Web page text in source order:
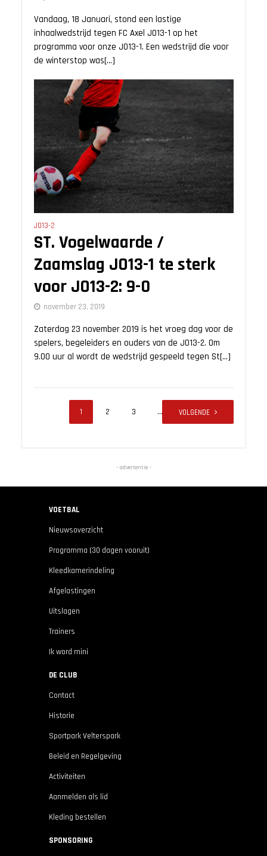
Vandaag, 18 Januari, stond een lastige
inhaalwedstrijd tegen FC Axel JO13-1 op het
programma voor onze JO13-1. Een wedstrijd die voor
de winterstop was[...]
JO13-2
ST. Vogelwaarde /
Zaamslag JO13-1 te sterk
voor JO13-2: 9-0
november 23, 2019
Zaterdag 23 november 2019 is het vroeg dag voor de
spelers, begeleiders en ouders van de JO13-2. Om
9.00 uur al wordt de wedstrijd gespeeld tegen St[...]
1 2 3 … 10
VOLGENDE
- advertentie -
VOETBAL
Nieuwsoverzicht
Programma (30 dagen vooruit)
Kleedkamerindeling
Afgelastingen
Uitslagen
Trainers
Ik word mini
DE CLUB
Contact
Historie
Sportpark Velterspark
Beleid en Regelgeving
Activiteiten
Aanmelden als lid
Kleding bestellen
SPONSORING